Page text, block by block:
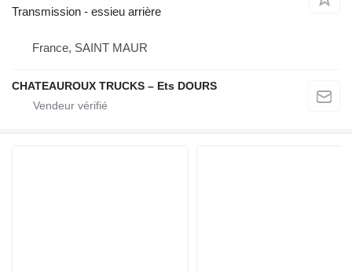
Transmission - essieu arrière
France, SAINT MAUR
CHATEAUROUX TRUCKS – Ets DOURS